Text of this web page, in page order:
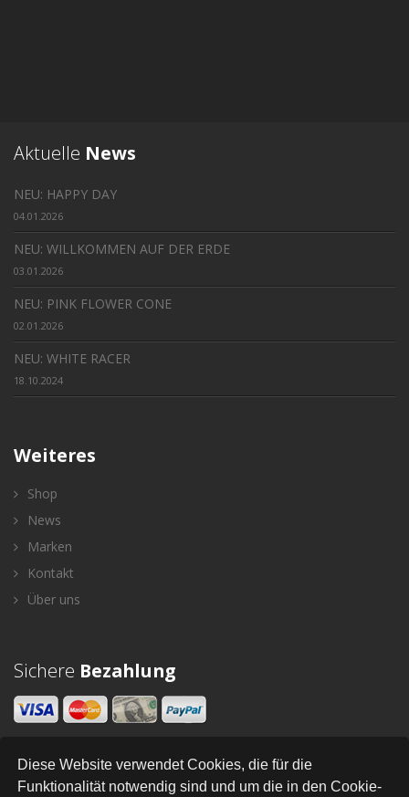
Diese Website verwendet Cookies, die für die
Funktionalität notwendig sind und um die in den Cookie-
Aktuelle News
NEU: HAPPY DAY
04.01.2026
NEU: WILLKOMMEN AUF DER ERDE
03.01.2026
NEU: PINK FLOWER CONE
02.01.2026
NEU: WHITE RACER
18.10.2024
Weiteres
Shop
News
Marken
Kontakt
Über uns
Sichere Bezahlung
Newsletter